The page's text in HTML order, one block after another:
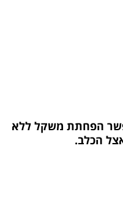
הפחתת משקל ללא
הכלב.